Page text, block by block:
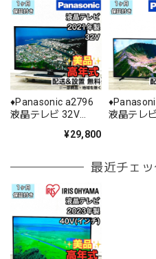
♦️Panasonic a2796
液晶テレビ 32V
¥29,800
液晶テレ
最近チェ